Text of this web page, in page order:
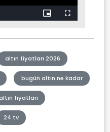
Picture-
in-
Fullscreen
altın fiyatları 2026
bugün altın ne kadar
fiyatları
24 tv